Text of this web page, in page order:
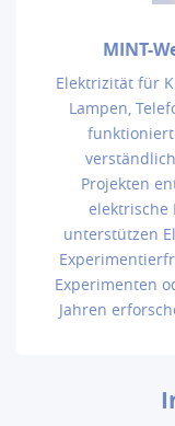
MINT-
Elektrizität für
Lampen,
funktioniert
Projekten
elektrische
unterstützen
Experimenten
Jahren